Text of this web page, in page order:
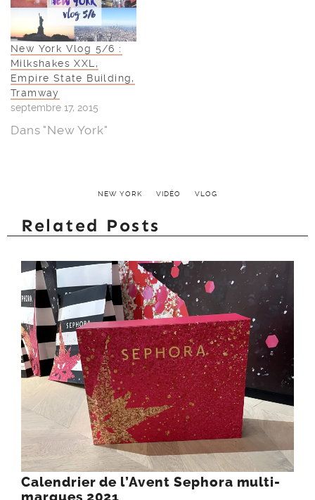
New York Vlog 5/6 :
Milkshakes XXL,
Empire State Building,
Tramway
septembre 17, 2015
Dans "New York"
NEW YORK VIDÉO VLOG
Related Posts
Calendrier de l’Avent Sephora multi-